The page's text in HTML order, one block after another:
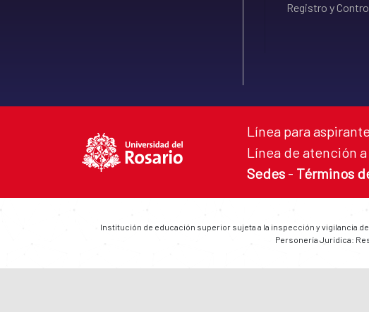
Registro y
Línea para
Línea de atención a
Sedes - Términos
Institución de educación superior sujeta a la inspección y vigilancia
Personería Jurídica: